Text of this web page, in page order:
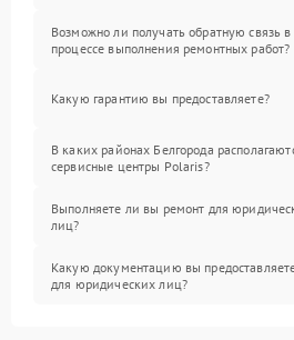
Возможно ли получать обратную связь в
процессе выполнения ремонтных работ?
Какую гарантию вы предоставляете?
В каких районах Белгорода
сервисные центры Polaris?
Выполняете ли вы ремонт для
лиц?
Какую документацию вы
для юридических лиц?